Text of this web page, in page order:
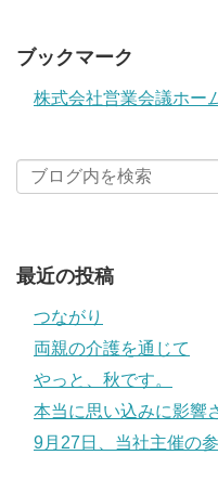
ブックマーク
株式会社営業会議ホー
最近の投稿
つながり
両親の介護を通じて
やっと、秋です。
本当に思い込みに影響
9月27日、当社主催の